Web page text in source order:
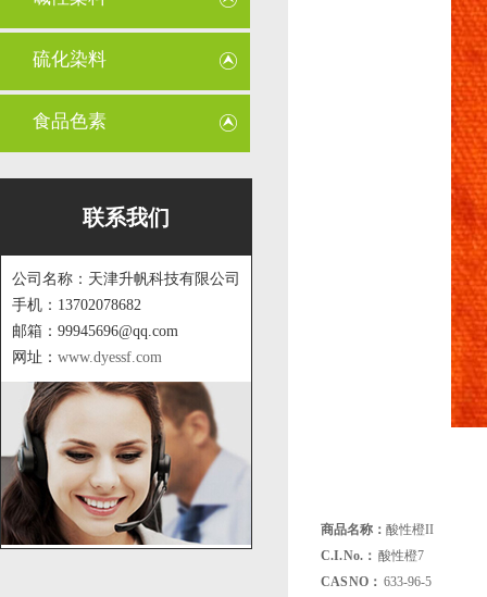
硫化染料
食品色素
联系我们
公司名称：天津升帆科技有限公司
手机：13702078682
邮箱：99945696@qq.com
网址： www.dyessf.com
商品名称： 酸性橙II
C.I. No.： 酸性橙7
CAS NO： 633-96-5